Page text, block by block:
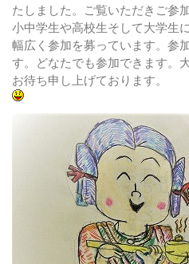
たしました。ご覧いただきご参
小中学生や高校生そして大学生
幅広く参加を募っています。参
す。どなたでも参加できます。
お待ち申し上げております。